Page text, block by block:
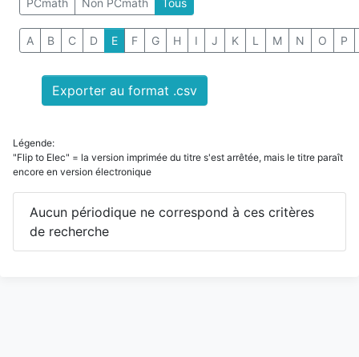
PCmath Non PCmath Tous
A B C D E F G H I J K L M N O P
Exporter au format .csv
Légende:
"Flip to Elec" = la version imprimée du titre s'est arrêtée, mais le titre paraît
encore en version électronique
Aucun périodique ne correspond à ces critères
de recherche